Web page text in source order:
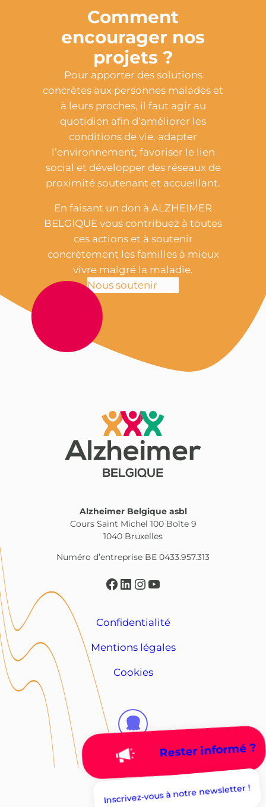
Comment
encourager nos
projets ?
Pour apporter des solutions
concrètes aux personnes malades et
à leurs proches, il faut agir au
quotidien afin d’améliorer les
conditions de vie, adapter
l’environnement, favoriser le lien
social et développer des réseaux de
proximité soutenant et accueillant.
En faisant un don à ALZHEIMER
BELGIQUE vous contribuez à toutes
ces actions et à soutenir
concrètement les familles à mieux
vivre malgré la maladie.
Nous soutenir
Rester informé ?
Inscrivez-vous à notre newsletter !
Alzheimer Belgique asbl
Cours Saint Michel 100 Boîte 9
1040 Bruxelles
Numéro d’entreprise BE 0433.957.313
Facebook
LinkedIn
Instagram
YouTube
Confidentialité
Mentions légales
Cookies